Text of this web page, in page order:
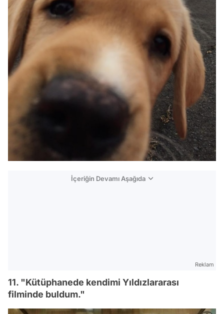
İçeriğin Devamı Aşağıda
Reklam
11. "Kütüphanede kendimi Yıldızlararası
filminde buldum."